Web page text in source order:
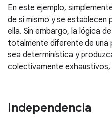
En este ejemplo,
de sí mismo y se
ella. Sin embargo, la lógica
totalmente diferente de una
sea determinística y
colectivamente exhaustivos,
Independencia